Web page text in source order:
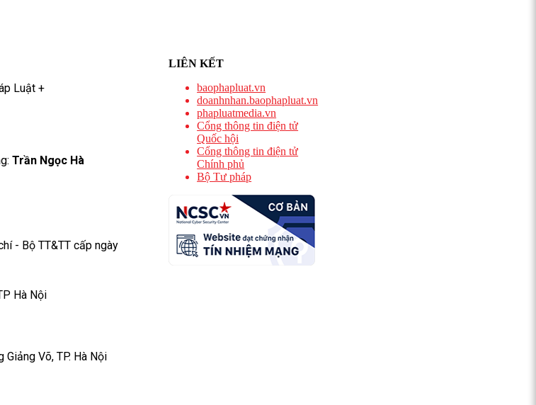
Luật +
Trần Ngọc Hà
- Bộ TT&TT cấp ngày
Hà Nội
Võ, TP. Hà Nội
LIÊN KẾT
baophapluat.vn
doanhnhan.baophapluat.vn
phapluatmedia.vn
Cổng thông tin điện tử
Quốc hội
Cổng thông tin điện tử
Chính phủ
Bộ Tư pháp